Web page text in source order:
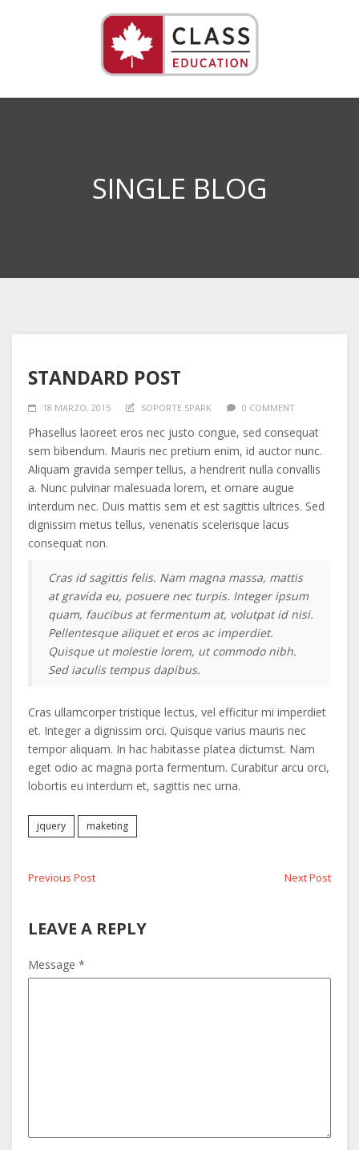
SINGLE BLOG
STANDARD POST
18 MARZO, 2015 SOPORTE.SPARK 0 COMMENT
Phasellus laoreet eros nec justo congue, sed consequat
sem bibendum. Mauris nec pretium enim, id auctor nunc.
Aliquam gravida semper tellus, a hendrerit nulla convallis
a. Nunc pulvinar malesuada lorem, et ornare augue
interdum nec. Duis mattis sem et est sagittis ultrices. Sed
dignissim metus tellus, venenatis scelerisque lacus
consequat non.
Cras id sagittis felis. Nam magna massa, mattis
at gravida eu, posuere nec turpis. Integer ipsum
quam, faucibus at fermentum at, volutpat id nisi.
Pellentesque aliquet et eros ac imperdiet.
Quisque ut molestie lorem, ut commodo nibh.
Sed iaculis tempus dapibus.
Cras ullamcorper tristique lectus, vel efficitur mi imperdiet
et. Integer a dignissim orci. Quisque varius mauris nec
tempor aliquam. In hac habitasse platea dictumst. Nam
eget odio ac magna porta fermentum. Curabitur arcu orci,
lobortis eu interdum et, sagittis nec urna.
jquery maketing
Navegación
de
entradas
Previous PostPrevious
Next PostNext
LEAVE A REPLY
Message *